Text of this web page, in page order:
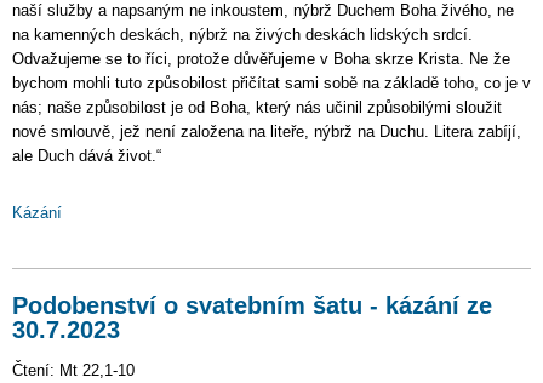
naší služby a napsaným ne inkoustem, nýbrž Duchem Boha živého, ne
na kamenných deskách, nýbrž na živých deskách lidských srdcí.
Odvažujeme se to říci, protože důvěřujeme v Boha skrze Krista. Ne že
bychom mohli tuto způsobilost přičítat sami sobě na základě toho, co je v
nás; naše způsobilost je od Boha, který nás učinil způsobilými sloužit
nové smlouvě, jež není založena na liteře, nýbrž na Duchu. Litera zabíjí,
ale Duch dává život.“
Kázání
Podobenství o svatebním šatu - kázání ze
30.7.2023
Čtení: Mt 22,1-10